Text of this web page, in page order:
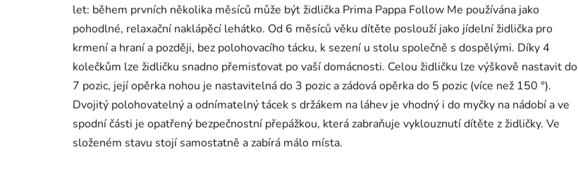
let: během prvních několika měsíců může být židlička Prima Pappa Follow Me používána jako
pohodlné, relaxační naklápěcí lehátko. Od 6 měsíců věku dítěte poslouží jako jídelní židlička pro
krmení a hraní a později, bez polohovacího tácku, k sezení u stolu společně s dospělými. Díky 4
kolečkům lze židličku snadno přemisťovat po vaší domácnosti. Celou židličku lze výškově nastavit do
7 pozic, její opěrka nohou je nastavitelná do 3 pozic a zádová opěrka do 5 pozic (více než 150 °).
Dvojitý polohovatelný a odnímatelný tácek s držákem na láhev je vhodný i do myčky na nádobí a ve
spodní části je opatřený bezpečnostní přepážkou, která zabraňuje vyklouznutí dítěte z židličky. Ve
složeném stavu stojí samostatně a zabírá málo místa.